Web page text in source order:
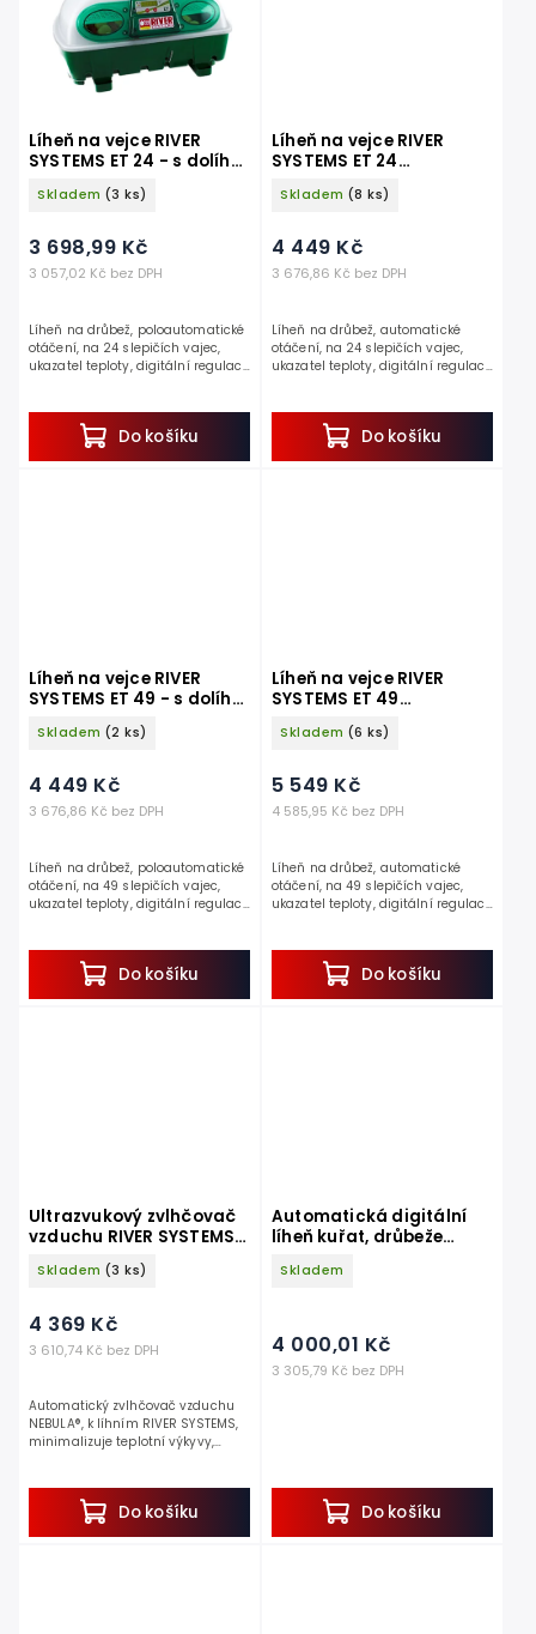
Líheň na vejce RIVER
SYSTEMS ET 24 - s dolíhní
Skladem (3 ks)
3 057,02 Kč bez DPH
3 698,99 Kč
Do košíku
Líheň na drůbež, poloautomatické
otáčení, na 24 slepičích vajec,
ukazatel teploty, digitální regulace
Líheň na vejce RIVER
SYSTEMS ET 24
AUTOMATIC - s dolíhní
drůbeže
Skladem (8 ks)
3 676,86 Kč bez DPH
4 449 Kč
Do košíku
Líheň na drůbež, automatické
otáčení, na 24 slepičích vajec,
ukazatel teploty, digitální regulace
Líheň na vejce RIVER
SYSTEMS ET 49 - s dolíhní
Skladem (2 ks)
3 676,86 Kč bez DPH
4 449 Kč
Do košíku
Líheň na drůbež, poloautomatické
otáčení, na 49 slepičích vajec,
ukazatel teploty, digitální regulace
Líheň na vejce RIVER
SYSTEMS ET 49
AUTOMATIC - s dolíhní
drůbeže
Skladem (6 ks)
4 585,95 Kč bez DPH
5 549 Kč
Do košíku
Líheň na drůbež, automatické
otáčení, na 49 slepičích vajec,
ukazatel teploty, digitální regulace
Ultrazvukový zvlhčovač
vzduchu RIVER SYSTEMS
NEBULA® - vhodný pro
líhně ET
Skladem (3 ks)
3 610,74 Kč bez DPH
4 369 Kč
Do košíku
Automatický zvlhčovač vzduchu
NEBULA®, k líhním RIVER SYSTEMS,
minimalizuje teplotní výkyvy,
vzduchu NEBULA® je...
Automatická digitální
líheň kuřat, drůbeže
Skladem
3 305,79 Kč bez DPH
4 000,01 Kč
Do košíku